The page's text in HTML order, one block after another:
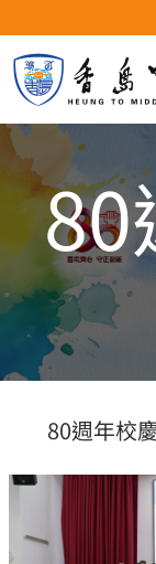
80週年校